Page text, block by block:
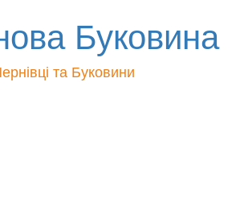
Буковина
та Буковини